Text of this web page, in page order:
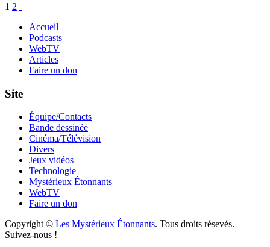
Pagination
des
publications
Page
1 Page
2
Accueil
Podcasts
WebTV
Articles
Faire un don
Site
Équipe/Contacts
Bande dessinée
Cinéma/Télévision
Divers
Jeux vidéos
Technologie
Mystérieux Étonnants
WebTV
Faire un don
Copyright © Les Mystérieux Étonnants. Tous droits résevés.
Suivez-nous !